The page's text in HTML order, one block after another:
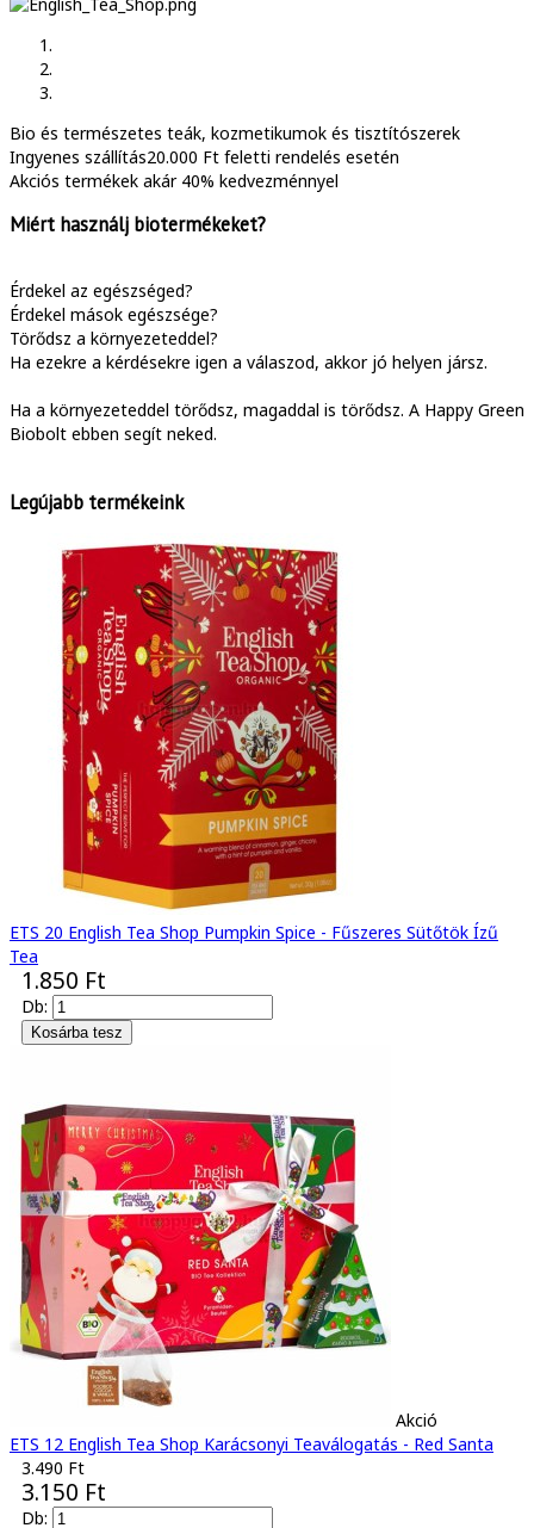
Bio és természetes teák, kozmetikumok és tisztítószerek
Ingyenes szállítás20.000 Ft feletti rendelés esetén
Akciós termékek akár 40% kedvezménnyel
Miért használj biotermékeket?
Érdekel az egészséged?
Érdekel mások egészsége?
Törődsz a környezeteddel?
Ha ezekre a kérdésekre igen a válaszod, akkor jó helyen jársz.
Ha a környezeteddel törődsz, magaddal is törődsz. A Happy Green
Biobolt ebben segít neked.
Legújabb termékeink
ETS 20 English Tea Shop Pumpkin Spice - Fűszeres Sütőtök Ízű
Tea
1.850 Ft
Db:
Akció
ETS 12 English Tea Shop Karácsonyi Teaválogatás - Red Santa
3.490 Ft
3.150 Ft
Db: